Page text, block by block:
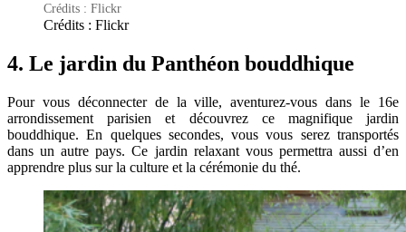
Crédits : Flickr
Crédits : Flickr
4. Le jardin du Panthéon bouddhique
Pour vous déconnecter de la ville, aventurez-vous dans le 16e
arrondissement parisien et découvrez ce magnifique jardin
bouddhique. En quelques secondes, vous vous serez transportés
dans un autre pays. Ce jardin relaxant vous permettra aussi d’en
apprendre plus sur la culture et la cérémonie du thé.